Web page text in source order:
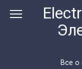
Все о